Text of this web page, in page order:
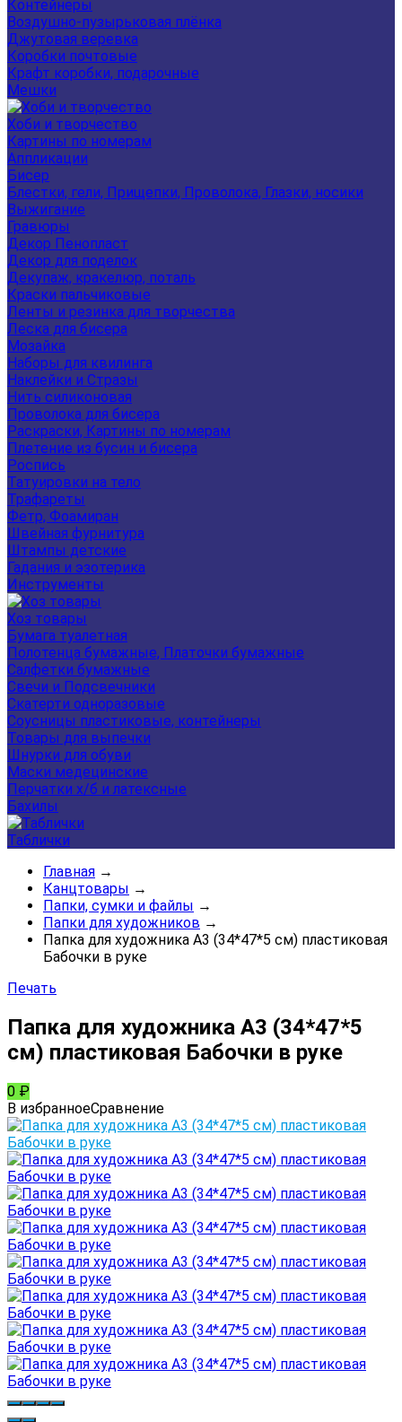
Контейнеры
Воздушно-пузырьковая плёнка
Джутовая веревка
Коробки почтовые
Крафт коробки, подарочные
Мешки
Хоби и творчество
Картины по номерам
Аппликации
Бисер
Блестки, гели, Прищепки, Проволока, Глазки, носики
Выжигание
Гравюры
Декор Пенопласт
Декор для поделок
Декупаж, кракелюр, поталь
Краски пальчиковые
Ленты и резинка для творчества
Леска для бисера
Мозайка
Наборы для квилинга
Наклейки и Стразы
Нить силиконовая
Проволока для бисера
Раскраски, Картины по номерам
Плетение из бусин и бисера
Роспись
Татуировки на тело
Трафареты
Фетр, Фоамиран
Швейная фурнитура
Штампы детские
Гадания и эзотерика
Инструменты
Хоз товары
Бумага туалетная
Полотенца бумажные, Платочки бумажные
Салфетки бумажные
Свечи и Подсвечники
Скатерти одноразовые
Соусницы пластиковые, контейнеры
Товары для выпечки
Шнурки для обуви
Маски медецинские
Перчатки х/б и латексные
Бахилы
Таблички
Главная →
Канцтовары →
Папки, сумки и файлы →
Папки для художников →
Папка для художника А3 (34*47*5 см) пластиковая
Бабочки в руке
Печать
Папка для художника А3 (34*47*5
см) пластиковая Бабочки в руке
0 ₽
В избранноеСравнение